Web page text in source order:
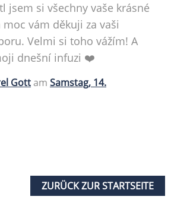
jsem si všechny vaše krásné
moc vám děkuji za vaši
Velmi si toho vážím! A
dnešní infuzi ❤️
Gottam Samstag, 14.
ZURÜCK ZUR STARTSEITE